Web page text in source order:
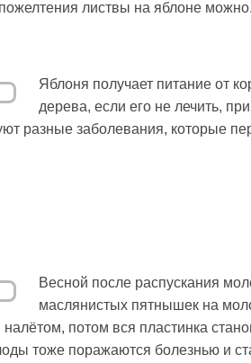
листвы на яблоне можно.
Яблоня получает питание от
дерева, если его не лечить,
разные заболевания, которые
Весной после распускания
маслянистых пятнышек на
потом вся пластинка
тоже поражаются болезнью и